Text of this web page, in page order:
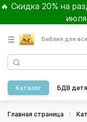
🔥 Скидка 20% на
☰ Библия для
Каталог БДВ
Главная страница